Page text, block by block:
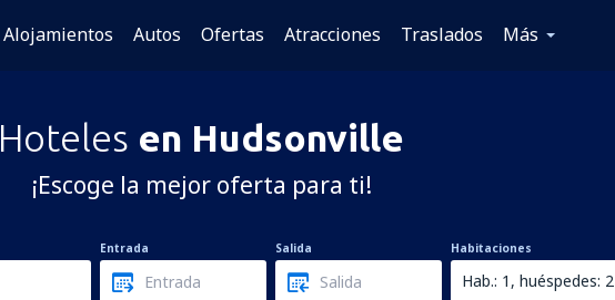
Alojamientos Autos Ofertas Atracciones Traslados Más
Hoteles en Hudsonville
¡Escoge la mejor oferta para ti!
Entrada Salida Habitaciones
Hab.: 1, huéspedes: 2